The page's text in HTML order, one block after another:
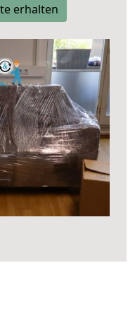
erhalten